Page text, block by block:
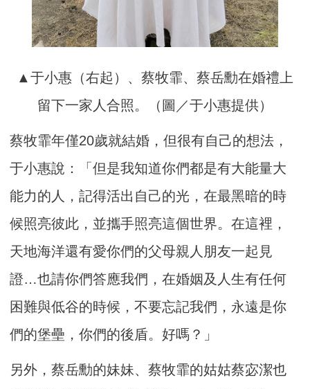
▲于小惠（右起）、蔡牧霏、蔡岳勳在婚禮上
留下一家人合照。（圖／于小惠提供）
蔡牧霏年僅20歲就結婚，但很有自己的想法，
于小惠說：「但是我知道你們都是有大能量大
能力的人，記得活出自己的光，在最黑暗的時
候照亮彼此，並攜手照亮這個世界。在這裡，
天地海洋還有愛你們的父母親人朋友一起見
證…也請你們答應我們，在婚姻及人生有任何
困難與低谷的時候，不要忘記我們，永遠是你
們的堡壘，你們的後盾。好嗎？」
另外，蔡岳勳的妹妹、蔡牧霏的姑姑蔡宓潔也